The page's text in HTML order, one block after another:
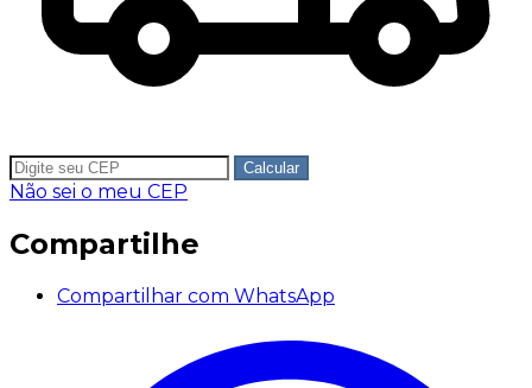
Calcular
Não sei o meu CEP
Compartilhe
Compartilhar com WhatsApp